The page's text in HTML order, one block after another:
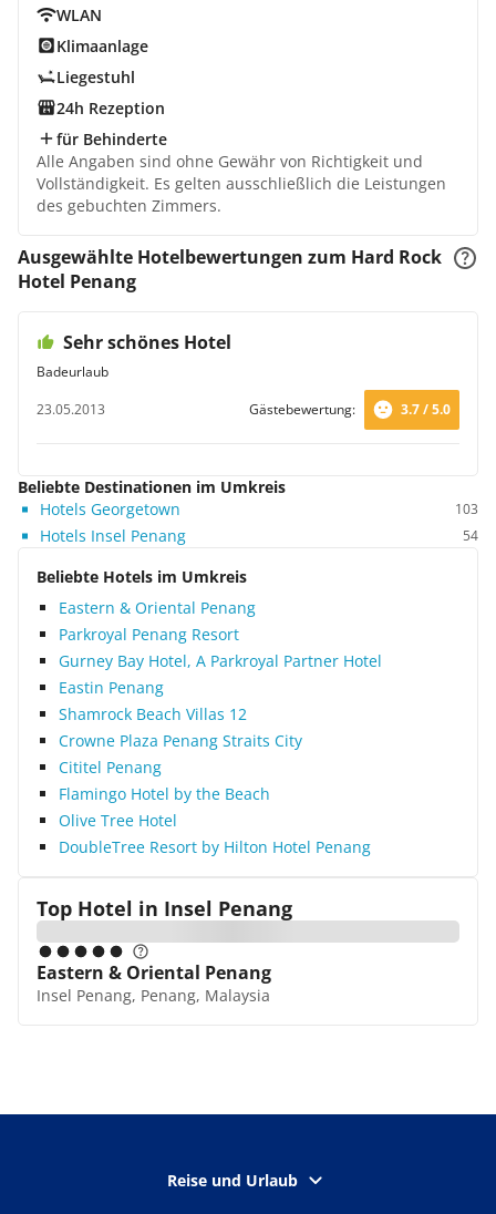
WLAN
Klimaanlage
Liegestuhl
24h Rezeption
für Behinderte
Alle Angaben sind ohne Gewähr von Richtigkeit und
Vollständigkeit. Es gelten ausschließlich die Leistungen
des gebuchten Zimmers.
Ausgewählte Hotelbewertungen zum Hard Rock
Hotel Penang
Sehr schönes Hotel
Badeurlaub
23.05.2013
Gästebewertung: 3.7 / 5.0
Beliebte Destinationen im Umkreis
Hotels Georgetown
103
Hotels Insel Penang 54
Beliebte Hotels im Umkreis
Eastern & Oriental Penang
Parkroyal Penang Resort
Gurney Bay Hotel, A Parkroyal Partner Hotel
Eastin Penang
Shamrock Beach Villas 12
Crowne Plaza Penang Straits City
Cititel Penang
Flamingo Hotel by the Beach
Olive Tree Hotel
DoubleTree Resort by Hilton Hotel Penang
Top Hotel in Insel Penang
Eastern & Oriental Penang
Insel Penang, Penang, Malaysia
Reise und Urlaub